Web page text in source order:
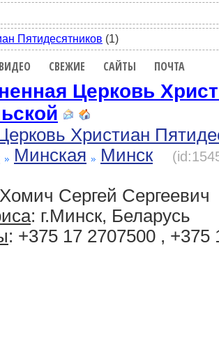
Пятидесятников (1)
ВИДЕО СВЕЖИЕ САЙТЫ ПОЧТА
Церковь
Христиан
Минская Минск
Сергей Сергеевич
: г.Минск, Беларусь
: +375 17 2707500 , +375